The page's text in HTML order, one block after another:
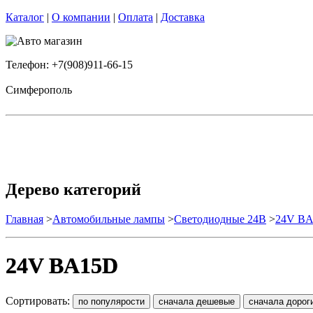
Каталог | О компании | Оплата | Доставка
Телефон: +7(908)911-66-15
Симферополь
Дерево категорий
Главная >Автомобильные лампы >Cветодиодные 24B >24V
24V BA15D
Сортировать: